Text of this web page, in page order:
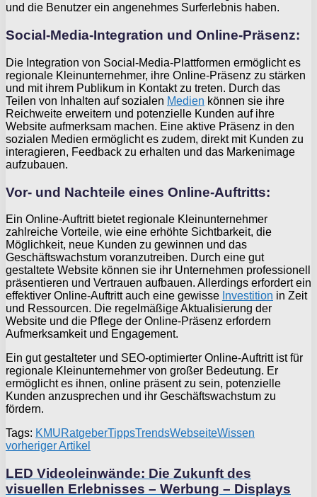
und die Benutzer ein angenehmes Surferlebnis haben.
Social-Media-Integration und Online-Präsenz:
Die Integration von Social-Media-Plattformen ermöglicht es
regionale Kleinunternehmer, ihre Online-Präsenz zu stärken
und mit ihrem Publikum in Kontakt zu treten. Durch das
Teilen von Inhalten auf sozialen Medien können sie ihre
Reichweite erweitern und potenzielle Kunden auf ihre
Website aufmerksam machen. Eine aktive Präsenz in den
sozialen Medien ermöglicht es zudem, direkt mit Kunden zu
interagieren, Feedback zu erhalten und das Markenimage
aufzubauen.
Vor- und Nachteile eines Online-Auftritts:
Ein Online-Auftritt bietet regionale Kleinunternehmer
zahlreiche Vorteile, wie eine erhöhte Sichtbarkeit, die
Möglichkeit, neue Kunden zu gewinnen und das
Geschäftswachstum voranzutreiben. Durch eine gut
gestaltete Website können sie ihr Unternehmen professionell
präsentieren und Vertrauen aufbauen. Allerdings erfordert ein
effektiver Online-Auftritt auch eine gewisse Investition in Zeit
und Ressourcen. Die regelmäßige Aktualisierung der
Website und die Pflege der Online-Präsenz erfordern
Aufmerksamkeit und Engagement.
Ein gut gestalteter und SEO-optimierter Online-Auftritt ist für
regionale Kleinunternehmer von großer Bedeutung. Er
ermöglicht es ihnen, online präsent zu sein, potenzielle
Kunden anzusprechen und ihr Geschäftswachstum zu
fördern.
Tags: KMURatgeberTippsTrendsWebseiteWissen
vorheriger Artikel
LED Videoleinwände: Die Zukunft des
visuellen Erlebnisses – Werbung – Displays